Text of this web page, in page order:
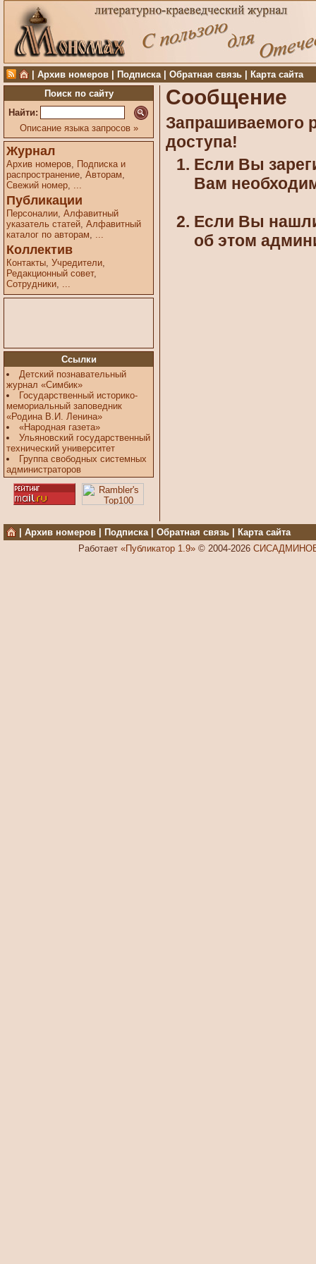
Архив номеров Подписка| Обратная связь
Карта сайта
Поиск по сайту
Найти:
Описание языка запросов »
Журнал
Архив номеров, Подписка и
распространение, Авторам,
Свежий номер, ...
Публикации
Персоналии, Алфавитный
указатель статей, Алфавитный
каталог по авторам, ...
Коллектив
Контакты, Учредители,
Редакционный совет,
Сотрудники, ...
Ссылки
Детский познавательный
журнал «Симбик»
Государственный историко-
мемориальный заповедник
«Родина В.И. Ленина»
«Народная газета»
Ульяновский государственный
технический университет
Группа свободных системных
администраторов
Сообщение
Запрашиваемого
доступа!
Если Вы
Вам
Если Вы
об этом
Архив номеров Подписка| Обратная связь
Карта сайта
Работает «Публикатор 1.9»© 2004-2026